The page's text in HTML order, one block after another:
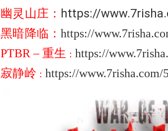
幽灵山庄： https://
黑暗降临：https://
PTBR – 重生 ： https://
寂静岭 ： https://www.7risha.com/